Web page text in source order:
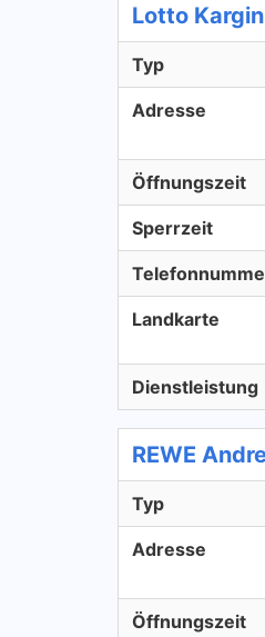
Lotto
Typ
Adresse
Öffnungszeit
Sperrzeit
Landkarte
Dienstleistung
REWE
Typ
Adresse
Öffnungszeit